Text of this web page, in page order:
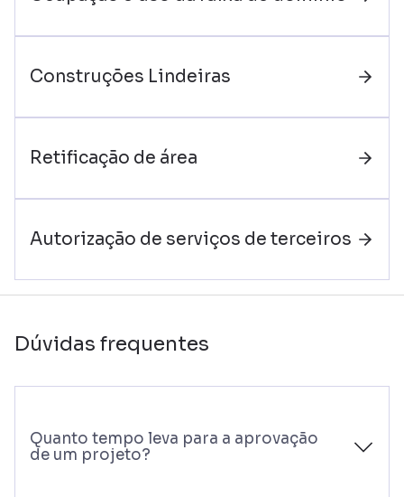
Construções Lindeiras
Retificação de área
Autorização de serviços de terceiros
Dúvidas frequentes
Quanto tempo leva para a aprovação
de um projeto?